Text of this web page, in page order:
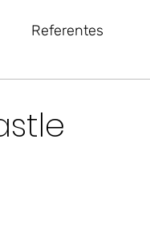
Referentes